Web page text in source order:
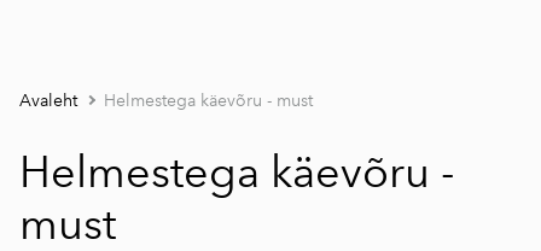
Avaleht Helmestega käevõru - must
Helmestega käevõru -
must